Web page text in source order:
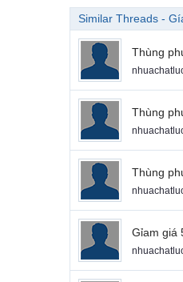
Similar Threads -
Thùng
Thùng
Thùng
Gỉam giá